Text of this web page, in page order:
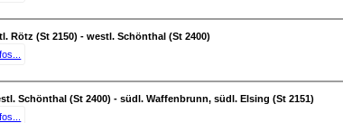
Rötz (St 2150) - westl. Schönthal (St 2400)
Schönthal (St 2400) - südl. Waffenbrunn, südl. Elsing (St 2151)